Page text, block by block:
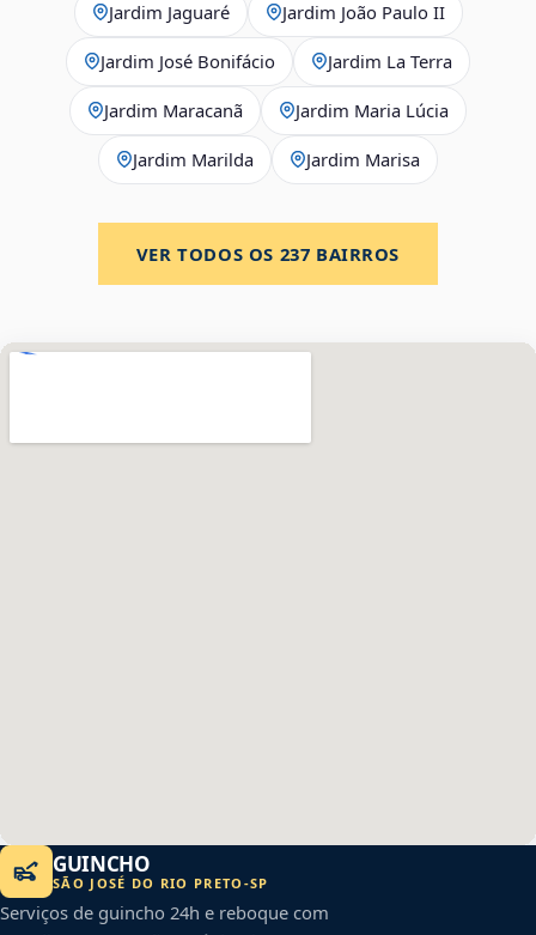
Jardim Jaguaré Jardim João Paulo II
Jardim José Bonifácio Jardim La Terra
Jardim Maracanã Jardim Maria Lúcia
Jardim Marilda Jardim Marisa
VER TODOS OS 237 BAIRROS
GUINCHO
SÃO JOSÉ DO RIO PRETO -SP
Serviços de guincho 24h e reboque com